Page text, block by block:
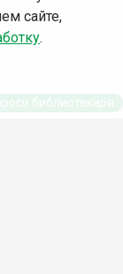
сайте,
.
библиотекаря